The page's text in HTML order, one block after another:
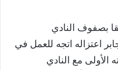
بصفوف النادي
اعتزاله اتجه للعمل في
الأولى مع النادي